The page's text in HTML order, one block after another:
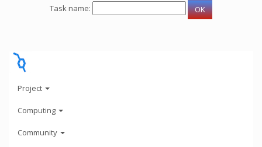
Task name:
Project
Computing
Community